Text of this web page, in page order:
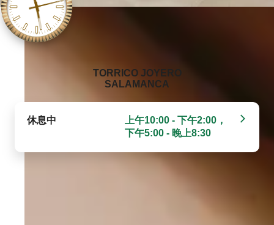
‭TORRICO JOYERO
SALAMANCA‬
休息中
上午10:00 - 下午2:00，
下午5:00 - 晚上8:30